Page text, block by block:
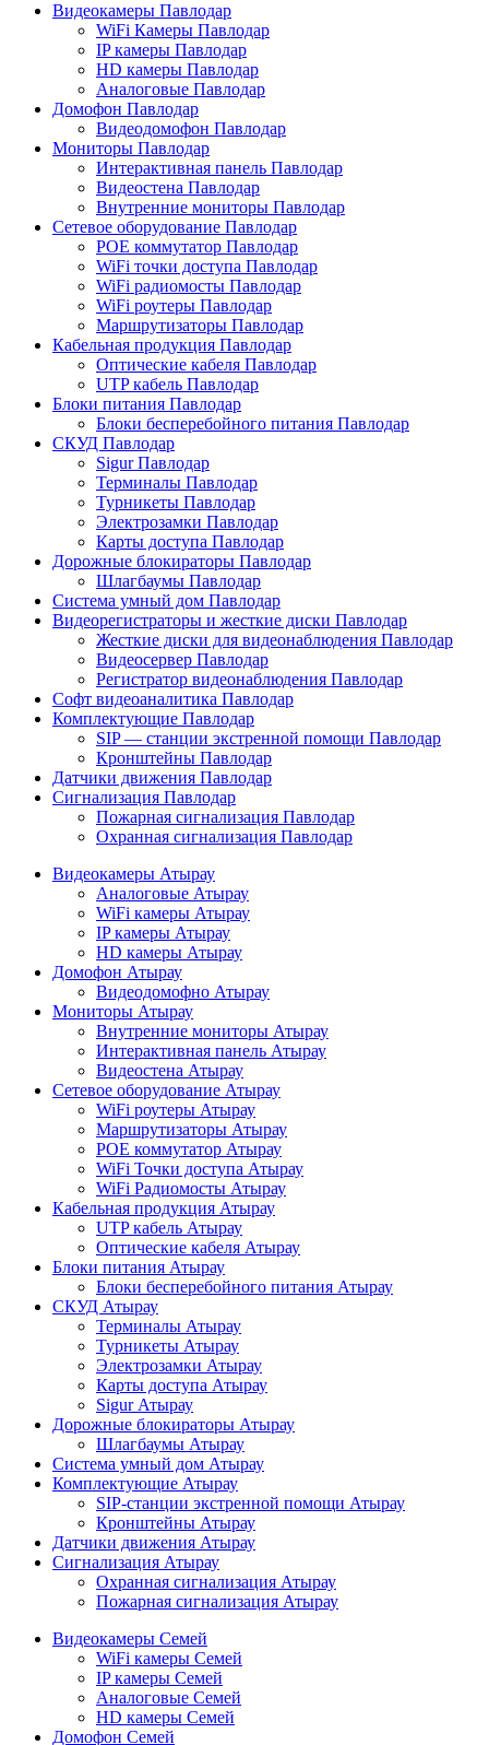
Видеокамеры Павлодар
WiFi Камеры Павлодар
IP камеры Павлодар
HD камеры Павлодар
Аналоговые Павлодар
Домофон Павлодар
Видеодомофон Павлодар
Мониторы Павлодар
Интерактивная панель Павлодар
Видеостена Павлодар
Внутренние мониторы Павлодар
Сетевое оборудование Павлодар
POE коммутатор Павлодар
WiFi точки доступа Павлодар
WiFi радиомосты Павлодар
WiFi роутеры Павлодар
Маршрутизаторы Павлодар
Кабельная продукция Павлодар
Оптические кабеля Павлодар
UTP кабель Павлодар
Блоки питания Павлодар
Блоки бесперебойного питания Павлодар
СКУД Павлодар
Sigur Павлодар
Терминалы Павлодар
Турникеты Павлодар
Электрозамки Павлодар
Карты доступа Павлодар
Дорожные блокираторы Павлодар
Шлагбаумы Павлодар
Система умный дом Павлодар
Видеорегистраторы и жесткие диски Павлодар
Жесткие диски для видеонаблюдения Павлодар
Видеосервер Павлодар
Регистратор видеонаблюдения Павлодар
Софт видеоаналитика Павлодар
Комплектующие Павлодар
SIP — станции экстренной помощи Павлодар
Кронштейны Павлодар
Датчики движения Павлодар
Сигнализация Павлодар
Пожарная сигнализация Павлодар
Охранная сигнализация Павлодар
Видеокамеры Атырау
Аналоговые Атырау
WiFi камеры Атырау
IP камеры Атырау
HD камеры Атырау
Домофон Атырау
Видеодомофно Атырау
Мониторы Атырау
Внутренние мониторы Атырау
Интерактивная панель Атырау
Видеостена Атырау
Сетевое оборудование Атырау
WiFi роутеры Атырау
Маршрутизаторы Атырау
POE коммутатор Атырау
WiFi Точки доступа Атырау
WiFi Радиомосты Атырау
Кабельная продукция Атырау
UTP кабель Атырау
Оптические кабеля Атырау
Блоки питания Атырау
Блоки бесперебойного питания Атырау
СКУД Атырау
Терминалы Атырау
Турникеты Атырау
Электрозамки Атырау
Карты доступа Атырау
Sigur Атырау
Дорожные блокираторы Атырау
Шлагбаумы Атырау
Система умный дом Атырау
Комплектующие Атырау
SIP-станции экстренной помощи Атырау
Кронштейны Атырау
Датчики движения Атырау
Сигнализация Атырау
Охранная сигнализация Атырау
Пожарная сигнализация Атырау
Видеокамеры Семей
WiFi камеры Семей
IP камеры Семей
Аналоговые Семей
HD камеры Семей
Домофон Семей